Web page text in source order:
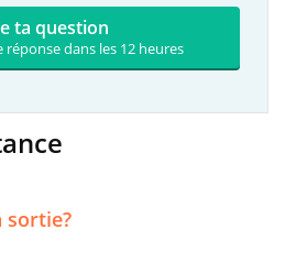
ta question
dans les 12 heures
sortie?